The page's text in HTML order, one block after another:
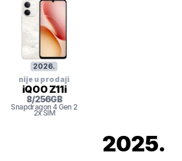
2026.
nije u prodaji
iQOO Z11i
8/256GB
Snapdragon 4 Gen 2
2x SIM
2025.